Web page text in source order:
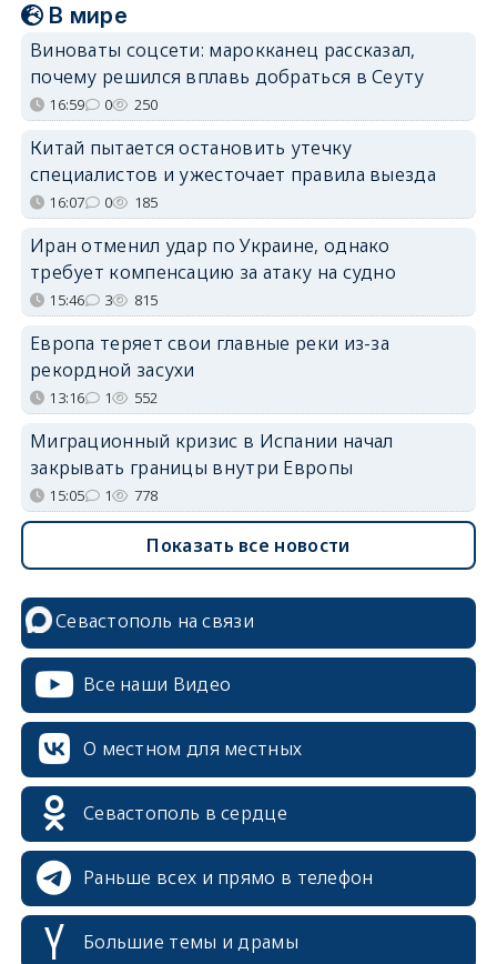
В мире
Виноваты соцсети: марокканец рассказал,
почему решился вплавь добраться в Сеуту
16:59 0 250
Китай пытается остановить утечку
специалистов и ужесточает правила выезда
16:07 0 185
Иран отменил удар по Украине, однако
требует компенсацию за атаку на судно
15:46 3 815
Европа теряет свои главные реки из-за
рекордной засухи
13:16 1 552
Миграционный кризис в Испании начал
закрывать границы внутри Европы
15:05 1 778
Показать все новости
Севастополь на связи
Все наши Видео
О местном для местных
Севастополь в сердце
Раньше всех и прямо в телефон
Большие темы и драмы